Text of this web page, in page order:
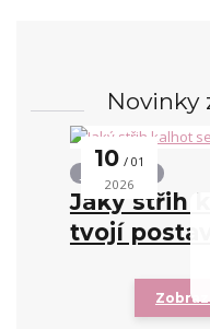
Novinky
10 01
2026
Jaký střih
tvojí